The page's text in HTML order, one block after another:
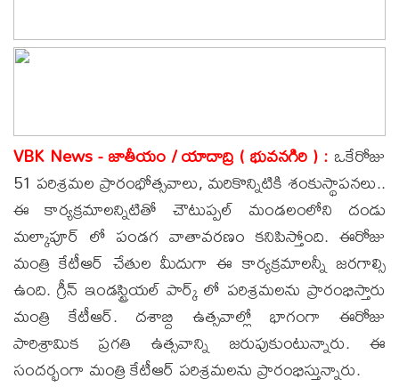
VBK News - జాతీయం / యాదాద్రి ( భువనగిరి ) :ఒకేరోజు
51 పరిశ్రమల ప్రారంభోత్సవాలు, మరికొన్నిటికి శంకుస్థాపనలు..
ఈ కార్యక్రమాలన్నిటితో చౌటుప్పల్ మండలంలోని దండు
మల్కాపూర్ లో పండగ వాతావరణం కనిపిస్తోంది. ఈరోజు
మంత్రి కేటీఆర్ చేతుల మీదుగా ఈ కార్యక్రమాలన్నీ జరగాల్సి
ఉంది. గ్రీన్ ఇండస్ట్రియల్ పార్క్ లో పరిశ్రమలను ప్రారంభిస్తారు
మంత్రి కేటీఆర్. దశాబ్ది ఉత్సవాల్లో భాగంగా ఈరోజు
పారిశ్రామిక ప్రగతి ఉత్సవాన్ని జరుపుకుంటున్నారు. ఈ
సందర్భంగా మంత్రి కేటీఆర్ పరిశ్రమలను ప్రారంభిస్తున్నారు.